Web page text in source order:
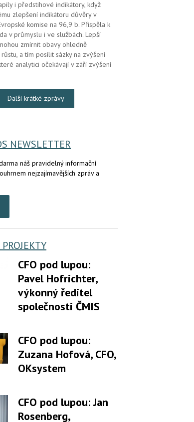
i předstihové indikátory, když
zlepšení indikátoru důvěry v
komise na 96,9 b. Přispěla k
v průmyslu i ve službách. Lepší
zmírnit obavy ohledně
a tím posílit sázky na zvýšení
analytici očekávají v září zvýšení
Další krátké zprávy
NEWSLETTER
náš pravidelný informační
nejzajímavějších zpráv a
CFO pod lupou:
Pavel Hofrichter,
výkonný ředitel
společnosti ČMIS
CFO pod lupou:
Zuzana Hofová, CFO,
OKsystem
CFO pod lupou: Jan
Rosenberg,